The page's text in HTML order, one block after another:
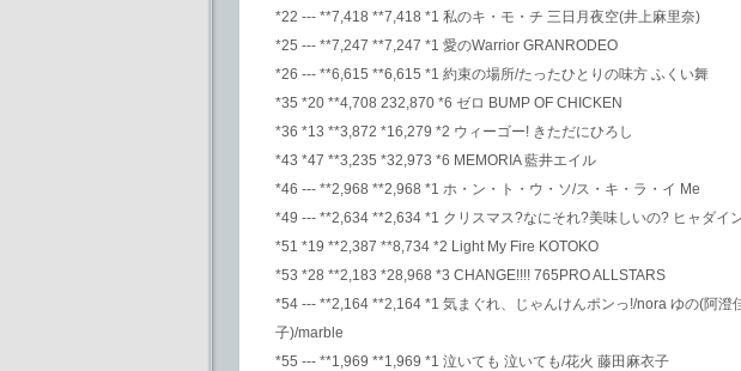
*22 --- **7,418 **7,418 *1 私のキ・モ・チ 三日月夜空(井上麻里奈)
*25 --- **7,247 **7,247 *1 愛のWarrior GRANRODEO
*26 --- **6,615 **6,615 *1 約束の場所/たったひとりの味方 ふくい舞
*35 *20 **4,708 232,870 *6 ゼロ BUMP OF CHICKEN
*36 *13 **3,872 *16,279 *2 ウィーゴー! きただにひろし
*43 *47 **3,235 *32,973 *6 MEMORIA 藍井エイル
*46 --- **2,968 **2,968 *1 ホ・ン・ト・ウ・ソ/ス・キ・ラ・イ Me
*49 --- **2,634 **2,634 *1 クリスマス?なにそれ?美味しいの? ヒャダイ
*51 *19 **2,387 **8,734 *2 Light My Fire KOTOKO
*53 *28 **2,183 *28,968 *3 CHANGE!!!! 765PRO ALLSTARS
*54 --- **2,164 **2,164 *1 気まぐれ、じゃんけんポンっ!/nora ゆの(阿澄
子)/marble
*55 --- **1,969 **1,969 *1 泣いても 泣いても/花火 藤田麻衣子